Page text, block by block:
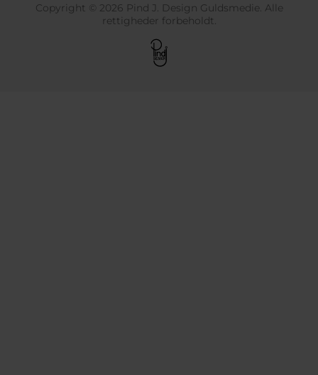
Copyright © 2026 Pind J. Design Guldsmedie. Alle
rettigheder forbeholdt.